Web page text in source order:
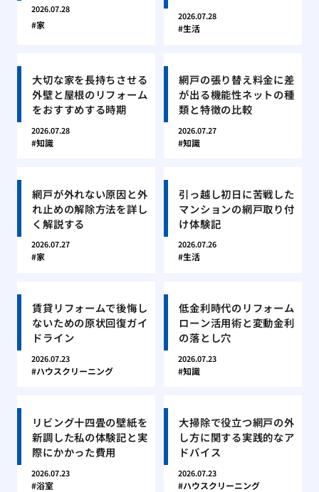
2026.07.28
家
2026.07.28
生活
大切な家を長持ちさせる
外壁と屋根のリフォーム
をおすすめする時期
2026.07.28
知識
網戸の張り替え料金に差
が出る機能性ネットの種
類と特徴の比較
2026.07.27
知識
網戸が外れない原因と外
れ止めの解除方法を詳し
く解説する
2026.07.27
家
引っ越し初日に苦戦した
マンションの網戸取り付
け体験記
2026.07.26
生活
賃貸リフォームで後悔し
ないための原状回復ガイ
ドライン
2026.07.23
ハウスクリーニング
低金利時代のリフォーム
ローン活用術と変動金利
の落とし穴
2026.07.23
知識
リビング十四畳の壁紙を
新調した私の体験記と実
際にかかった費用
2026.07.23
浴室
大掃除で役立つ網戸の外
し方に関する実践的なア
ドバイス
2026.07.23
ハウスクリーニング